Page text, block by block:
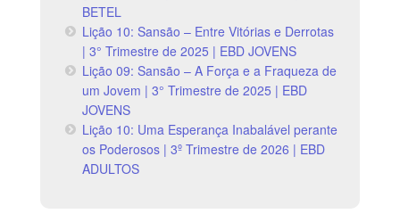
BETEL
Lição 10: Sansão – Entre Vitórias e Derrotas
| 3° Trimestre de 2025 | EBD JOVENS
Lição 09: Sansão – A Força e a Fraqueza de
um Jovem | 3° Trimestre de 2025 | EBD
JOVENS
Lição 10: Uma Esperança Inabalável perante
os Poderosos | 3º Trimestre de 2026 | EBD
ADULTOS